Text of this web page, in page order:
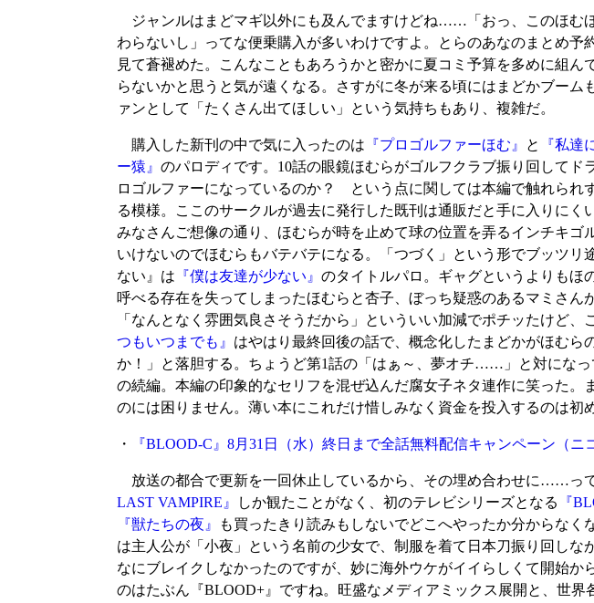
ジャンルはまどマギ以外にも及んでますけどね……「おっ、このほむ
わらないし」ってな便乗購入が多いわけですよ。とらのあなのまとめ
見て蒼褪めた。こんなこともあろうかと密かに夏コミ予算を多めに組
らないかと思うと気が遠くなる。さすがに冬が来る頃にはまどかブー
ァンとして「たくさん出てほしい」という気持ちもあり、複雑だ。
購入した新刊の中で気に入ったのは 『プロゴルファーほむ』 と 『私達
ー猿』 のパロディです。10話の眼鏡ほむらがゴルフクラブ振り回して
ロゴルファーになっているのか？ という点に関しては本編で触れられ
る模様。ここのサークルが過去に発行した既刊は通販だと手に入りに
みなさんご想像の通り、ほむらが時を止めて球の位置を弄るインチキ
いけないのでほむらもバテバテになる。「つづく」という形でブッツ
ない』は 『僕は友達が少ない』 のタイトルパロ。ギャグというよりも
呼べる存在を失ってしまったほむらと杏子、ぼっち疑惑のあるマミさ
「なんとなく雰囲気良さそうだから」といういい加減でポチッたけど
つもいつまでも』 はやはり最終回後の話で、概念化したまどかがほむ
か！」と落胆する。ちょうど第1話の「はぁ～、夢オチ……」と対になっ
の続編。本編の印象的なセリフを混ぜ込んだ腐女子ネタ連作に笑った
のには困りません。薄い本にこれだけ惜しみなく資金を投入するのは
・ 『BLOOD-C』8月31日（水）終日まで全話無料配信キャンペーン （ニ
放送の都合で更新を一回休止しているから、その埋め合わせに……っ
LAST VAMPIRE』
しか観たことがなく、初のテレビシリーズとなる 『
『獣たちの夜』
も買ったきり読みもしないでどこへやったか分からな
は主人公が「小夜」という名前の少女で、制服を着て日本刀振り回し
なにブレイクしなかったのですが、妙に海外ウケがイイらしくて開始
のはたぶん『BLOOD+』ですね。旺盛なメディアミックス展開と、世